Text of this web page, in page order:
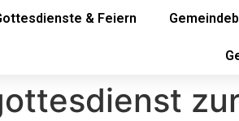
& Feiern